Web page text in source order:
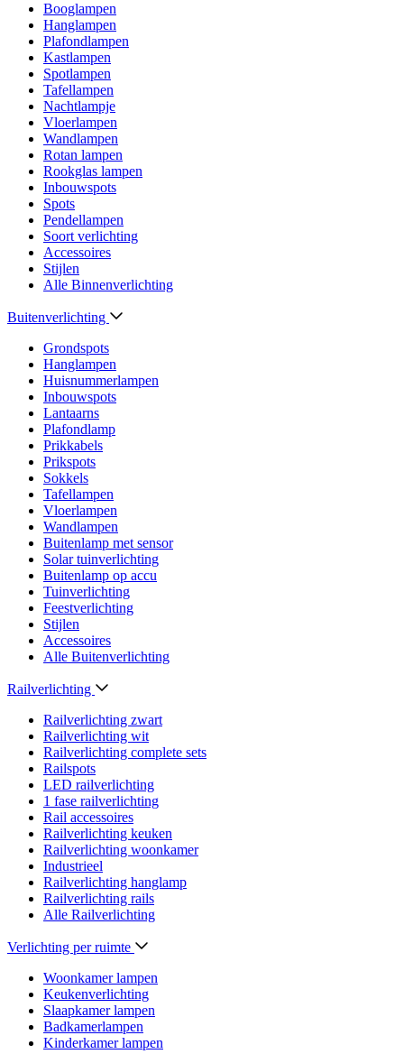
Booglampen
Hanglampen
Plafondlampen
Kastlampen
Spotlampen
Tafellampen
Nachtlampje
Vloerlampen
Wandlampen
Rotan lampen
Rookglas lampen
Inbouwspots
Spots
Pendellampen
Soort verlichting
Accessoires
Stijlen
Alle Binnenverlichting
Buitenverlichting
Grondspots
Hanglampen
Huisnummerlampen
Inbouwspots
Lantaarns
Plafondlamp
Prikkabels
Prikspots
Sokkels
Tafellampen
Vloerlampen
Wandlampen
Buitenlamp met sensor
Solar tuinverlichting
Buitenlamp op accu
Tuinverlichting
Feestverlichting
Stijlen
Accessoires
Alle Buitenverlichting
Railverlichting
Railverlichting zwart
Railverlichting wit
Railverlichting complete sets
Railspots
LED railverlichting
1 fase railverlichting
Rail accessoires
Railverlichting keuken
Railverlichting woonkamer
Industrieel
Railverlichting hanglamp
Railverlichting rails
Alle Railverlichting
Verlichting per ruimte
Woonkamer lampen
Keukenverlichting
Slaapkamer lampen
Badkamerlampen
Kinderkamer lampen